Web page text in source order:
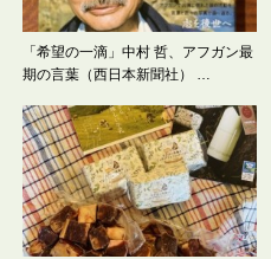
「希望の一滴」中村 哲、アフガン最
期の言葉（西日本新聞社） …